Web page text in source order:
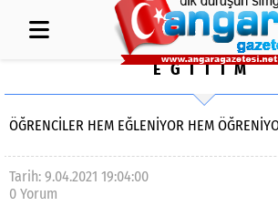
EĞİTİM
ÖĞRENCILER HEM EĞLENIYOR HEM
Tarih: 9.04.2021 19:04:00
0 Yorum